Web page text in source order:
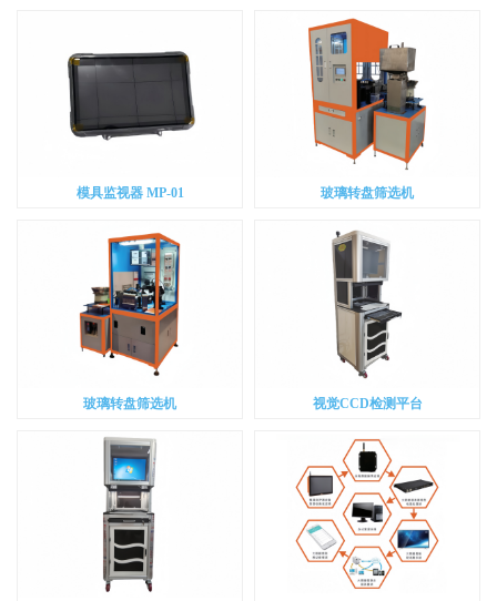
模具监视器 MP-01 玻璃转盘筛选机
玻璃转盘筛选机 视觉CCD检测平台